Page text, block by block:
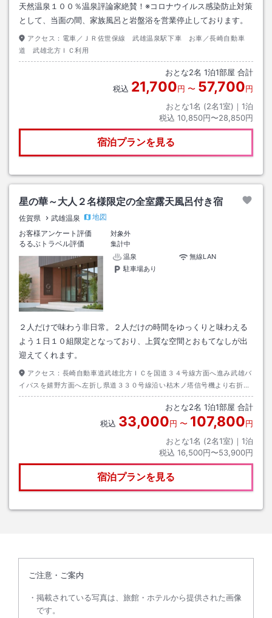
天然温泉１００％温泉評論家絶賛！※コロナウイルス感染防止対策
として、当面の間、家族風呂と岩盤浴を営業停止しております。
アクセス： 電車／ＪＲ佐世保線 武雄温泉駅下車 お車／長崎自動車
道 武雄北方ＩＣ利用
おとな2名 1泊1部屋 合計
税込 21,700円 〜 57,700円
おとな1名 (2名1室)｜ 1泊
税込 10,850円〜28,850円
宿泊プランを見る
星の華～大人２名様限定の全室露天風呂付き宿
佐賀県 武雄温泉
地図
お客様アンケート評価
対象外
るるぶトラベル評価
集計中
温泉
無線LAN
駐車場あり
２人だけで味わう非日常。２人だけの時間をゆっくりと味わえる
よう１日１０組限定となっており、上質な空間とおもてなしが出
迎えてくれます。
アクセス： 長崎自動車道武雄北方ＩＣを国道３４号線方面へ進み武雄バ
イパスを嬉野方面へ左折し県道３３０号線沿い枯木ノ塔信号機より右折
し、５００ｍ先
おとな2名 1泊1部屋 合計
税込 33,000円 〜 107,800円
おとな1名 (2名1室)｜ 1泊
税込 16,500円〜53,900円
宿泊プランを見る
ご注意・ご案内
掲載されている写真は、旅館・ホテルから提供された画像
です。